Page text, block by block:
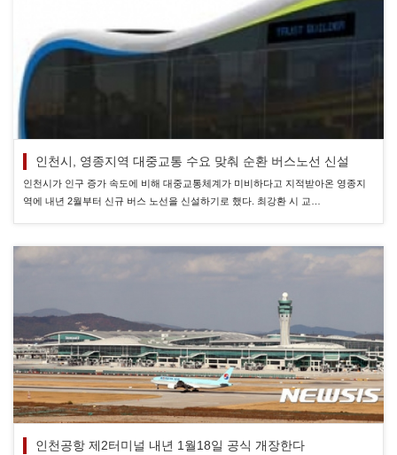
인천시, 영종지역 대중교통 수요 맞춰 순환 버스노선 신설
인천시가 인구 증가 속도에 비해 대중교통체계가 미비하다고 지적받아온 영종지
역에 내년 2월부터 신규 버스 노선을 신설하기로 했다. 최강환 시 교…
인천공항 제2터미널 내년 1월18일 공식 개장한다